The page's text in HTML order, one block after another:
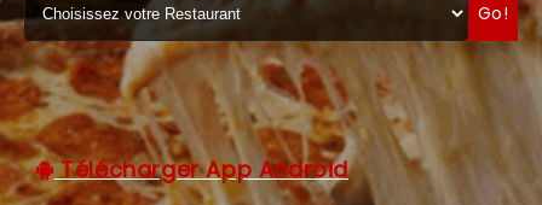
Go!
Télécharger App Android